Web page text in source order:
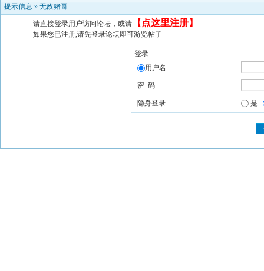
提示信息 » 无敌猪哥
请直接登录用户访问论坛，或请 【 点这里注册】
如果您已注册,请先登录论坛即可游览帖子
登录
用户名
密 码
隐身登录 是